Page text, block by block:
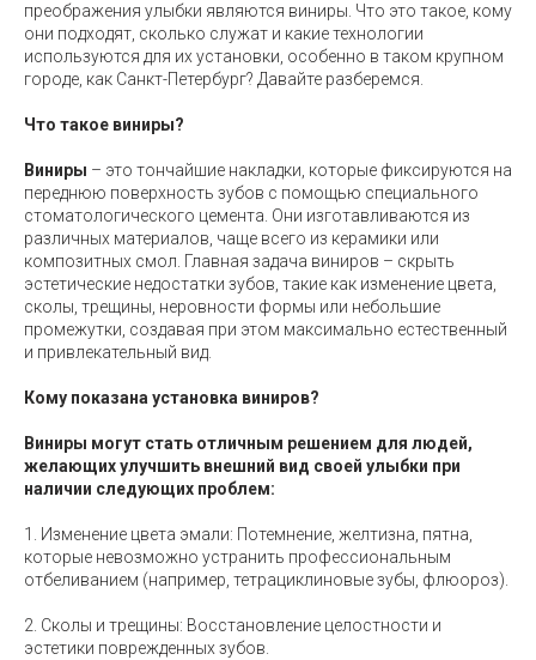
преображения улыбки являются виниры. Что это такое, кому
они подходят, сколько служат и какие технологии
используются для их установки, особенно в таком крупном
городе, как Санкт-Петербург? Давайте разберемся.
Что такое виниры?
Виниры – это тончайшие накладки, которые фиксируются на
переднюю поверхность зубов с помощью специального
стоматологического цемента. Они изготавливаются из
различных материалов, чаще всего из керамики или
композитных смол. Главная задача виниров – скрыть
эстетические недостатки зубов, такие как изменение цвета,
сколы, трещины, неровности формы или небольшие
промежутки, создавая при этом максимально естественный
и привлекательный вид.
Кому показана установка виниров?
Виниры могут стать отличным решением для людей,
желающих улучшить внешний вид своей улыбки при
наличии следующих проблем:
1. Изменение цвета эмали: Потемнение, желтизна, пятна,
которые невозможно устранить профессиональным
отбеливанием (например, тетрациклиновые зубы, флюороз).
2. Сколы и трещины: Восстановление целостности и
эстетики поврежденных зубов.